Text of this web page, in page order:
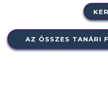
AZ ÖSSZES TANÁRI